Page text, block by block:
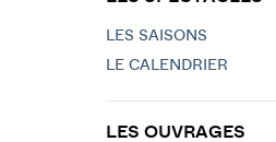
LES SAISONS
LE CALENDRIER
LES OUVRAGES